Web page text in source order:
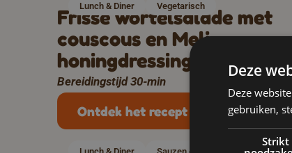
Frisse wortelsalade met
couscous en Meli-
honingdressing
Bereidingstijd 30-min
Ontdek het recept
Lunch & Diner Vegetarisch
Deze
Deze
gebruiken,
Strikt